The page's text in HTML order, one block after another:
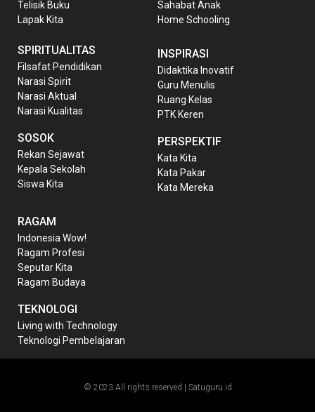
Telisik Buku
Lapak Kita
Sahabat Anak
Home Schooling
SPIRITUALITAS
Filsafat Pendidikan
Narasi Spirit
Narasi Aktual
Narasi Kualitas
SOSOK
Rekan Sejawat
Kepala Sekolah
Siswa Kita
INSPIRASI
Didaktika Inovatif
Guru Menulis
Ruang Kelas
PTK Keren
PERSPEKTIF
Kata Kita
Kata Pakar
Kata Mereka
RAGAM
Indonesia Wow!
Ragam Profesi
Seputar Kita
Ragam Budaya
TEKNOLOGI
Living with Technology
Teknologi Pembelajaran
© 2023 All rights reserved | Satuguru.id